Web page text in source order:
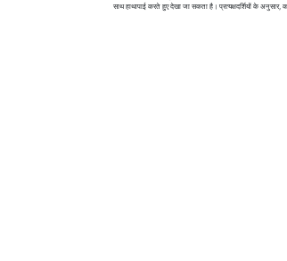
साथ हाथापाई करते हुए देखा जा सकता है। प्रत्यक्षदर्शियों के अनुसार,